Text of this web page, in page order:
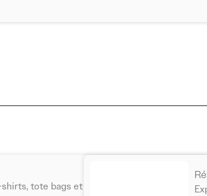
tote bags et accessoires pour vivre et